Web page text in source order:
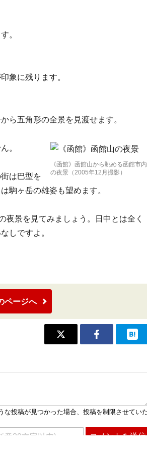
。
象に残ります。
ら五角形の全景を見渡せます。
《函館》函館山から眺める函館市内
の夜景（2005年12月撮影）
。
は巴型を
駒ヶ岳の雄姿も望めます。
夜景を見てみましょう。日中とは全く
しですよ。
ページへ